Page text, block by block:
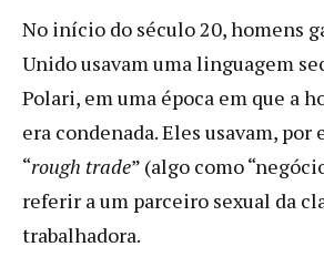
No início do século 20, homens
Unido usavam uma linguagem
Polari, em uma época em que a
era condenada. Eles usavam,
“rough trade” (algo como
referir a um parceiro sexual da
trabalhadora.